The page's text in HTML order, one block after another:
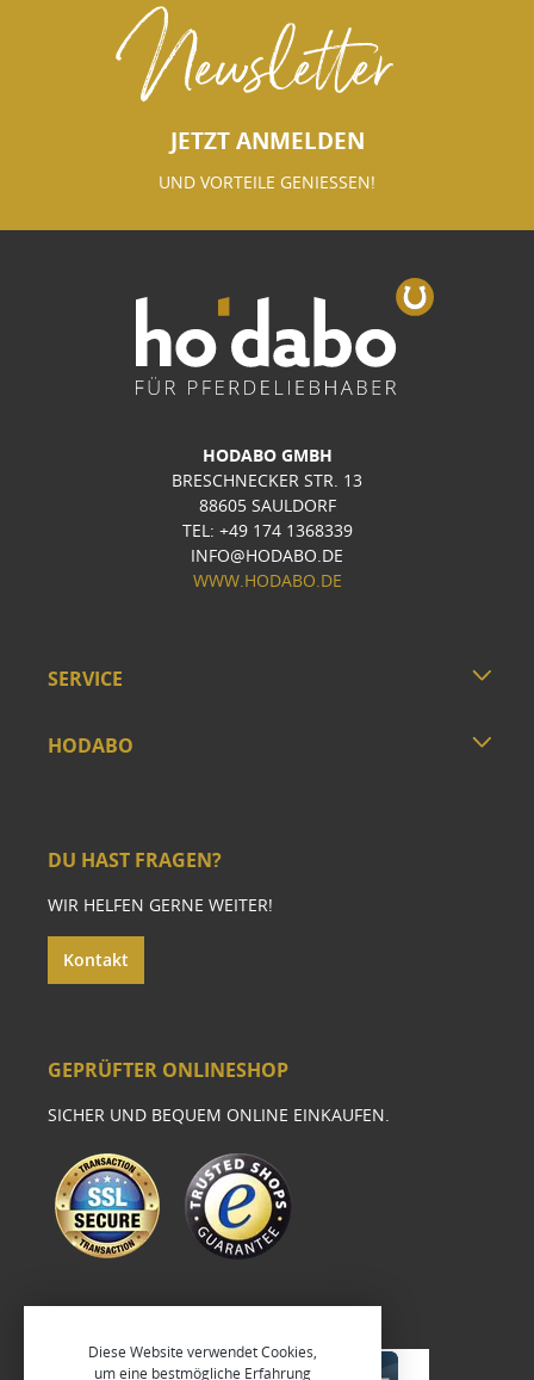
Newsletter
JETZT ANMELDEN
UND VORTEILE GENIESSEN!
HODABO GMBH
BRESCHNECKER STR. 13
88605 SAULDORF
TEL: +49 174 1368339
INFO@HODABO.DE
WWW.HODABO.DE
SERVICE
HODABO
DU HAST FRAGEN?
WIR HELFEN GERNE WEITER!
Kontakt
GEPRÜFTER ONLINESHOP
SICHER UND BEQUEM ONLINE EINKAUFEN.
Diese Website verwendet Cookies,
um eine bestmögliche Erfahrung